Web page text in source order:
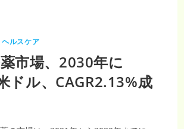
ヘルスケア
市場、2030年に
ドル、CAGR2.13%成